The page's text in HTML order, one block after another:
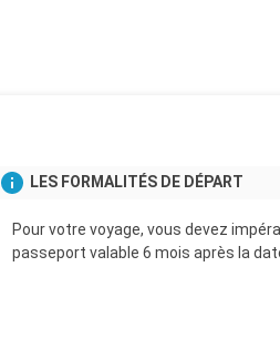
LES FORMALITÉS DE DÉPART
Pour votre voyage, vous devez
passeport valable 6 mois après la